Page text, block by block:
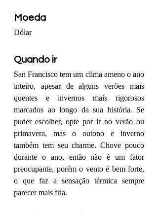
Moeda
Dólar
Quando ir
San Francisco tem um clima ameno o ano
inteiro, apesar de alguns verões mais
quentes e invernos mais rigorosos
marcados ao longo da sua história. Se
puder escolher, opte por ir no verão ou
primavera, mas o outono e inverno
também tem seu charme. Chove pouco
durante o ano, então não é um fator
preocupante, porém o vento é bem forte,
o que faz a sensação térmica sempre
parecer mais fria.